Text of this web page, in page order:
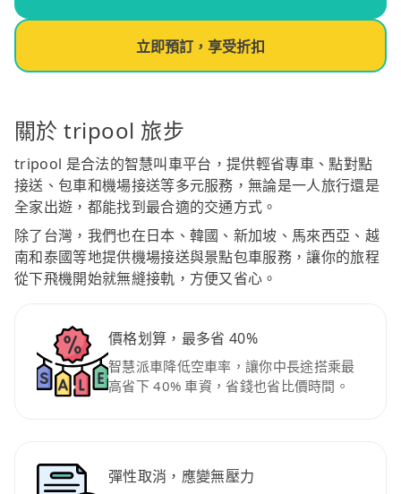
立即預訂，享受折扣
關於 tripool 旅步
tripool 是合法的智慧叫車平台，提供輕省專車、點對點
接送、包車和機場接送等多元服務，無論是一人旅行還是
全家出遊，都能找到最合適的交通方式。
除了台灣，我們也在日本、韓國、新加坡、馬來西亞、越
南和泰國等地提供機場接送與景點包車服務，讓你的旅程
從下飛機開始就無縫接軌，方便又省心。
價格划算，最多省 40%
智慧派車降低空車率，讓你中長途搭乘最
高省下 40% 車資，省錢也省比價時間。
彈性取消，應變無壓力